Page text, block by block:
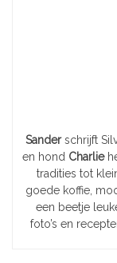
Sanderschrijft
en hond Charlie
tradities tot
goede koffie,
een beetje
foto’s en